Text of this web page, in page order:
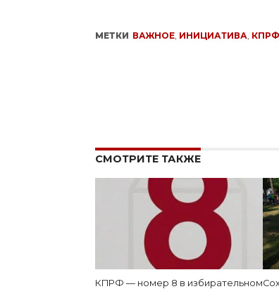
МЕТКИ ВАЖНОЕ, ИНИЦИАТИВА КПРФ
СМОТРИТЕ ТАКЖЕ
КПРФ — номер 8 в избирательном